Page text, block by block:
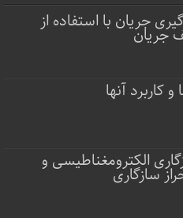
جریان با استفاده از
جریان
کاربرد آنها
الکترومغناطیسی و
سازگاری